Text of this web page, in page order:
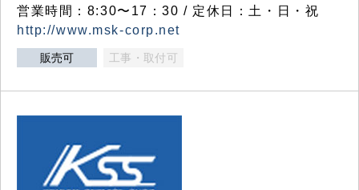
営業時間：8:30〜17：30 / 定休日：土・日・祝
http://www.msk-corp.net
販売可 工事・取付可